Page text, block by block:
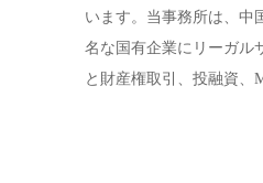
います。当事務所は、中
名な国有企業にリーガル
と財産権取引、投融資、